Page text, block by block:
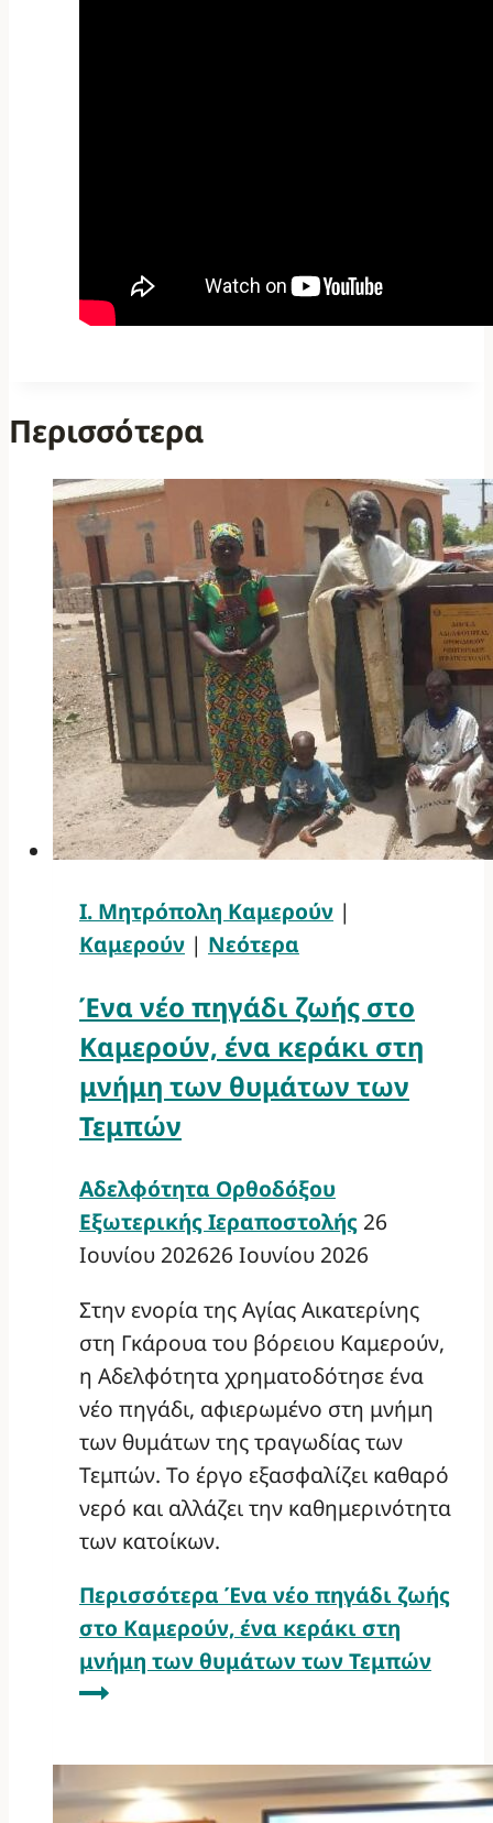
Περισσότερα
Ι. Μητρόπολη Καμερούν |
Καμερούν | Νεότερα
Ένα νέο πηγάδι ζωής στο
Καμερούν, ένα κεράκι στη
μνήμη των θυμάτων των
Τεμπών
Αδελφότητα Ορθοδόξου
Εξωτερικής Ιεραποστολής 26
Ιουνίου 202626 Ιουνίου 2026
Στην ενορία της Αγίας Αικατερίνης
στη Γκάρουα του βόρειου Καμερούν,
η Αδελφότητα χρηματοδότησε ένα
νέο πηγάδι, αφιερωμένο στη μνήμη
των θυμάτων της τραγωδίας των
Τεμπών. Το έργο εξασφαλίζει καθαρό
νερό και αλλάζει την καθημερινότητα
των κατοίκων.
Περισσότερα Ένα νέο πηγάδι ζωής
στο Καμερούν, ένα κεράκι στη
μνήμη των θυμάτων των Τεμπών